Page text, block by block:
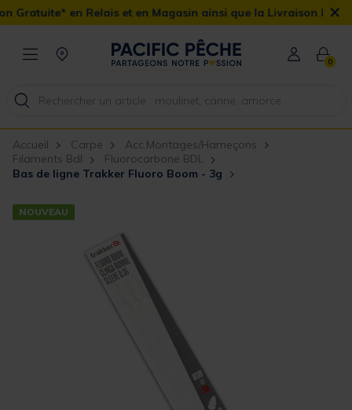
et en Magasin ainsi que la Livraison Domicile offerte dès
×
0
Accueil Carpe
Acc.Montages/Hameçons
Filaments Bdl
Fluorocarbone BDL
Bas de ligne Trakker Fluoro Boom - 3g
NOUVEAU